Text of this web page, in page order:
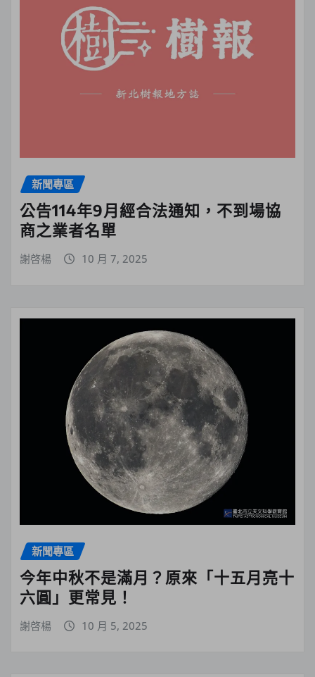
新聞專區
公告114年9月經合法通知，不到場協
商之業者名單
謝啓楊 10 月 7, 2025
新聞專區
今年中秋不是滿月？原來「十五月亮十
六圓」更常見！
謝啓楊 10 月 5, 2025